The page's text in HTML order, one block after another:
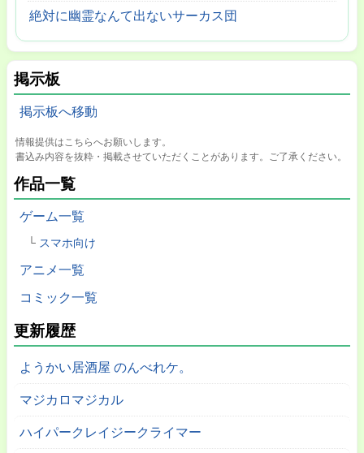
掲示板
掲示板へ移動
情報提供はこちらへお願いします。
書込み内容を抜粋・掲載させていただくことがあります。ご了承ください。
作品一覧
ゲーム一覧
スマホ向け
アニメ一覧
コミック一覧
更新履歴
ようかい居酒屋 のんべれケ。
マジカロマジカル
ハイパークレイジークライマー
絶対に幽霊なんて出ないサーカス団